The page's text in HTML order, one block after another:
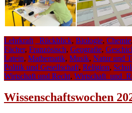
Lehrkraft _Rückblick, Biologie, Chemie,
Fächer, Französisch, Geografie,
Latein, Mathematik, Musik, Natur und
Politik und Gesellschaft, Religion,
Wirtschaft und Recht,
Wissenschaftswochen